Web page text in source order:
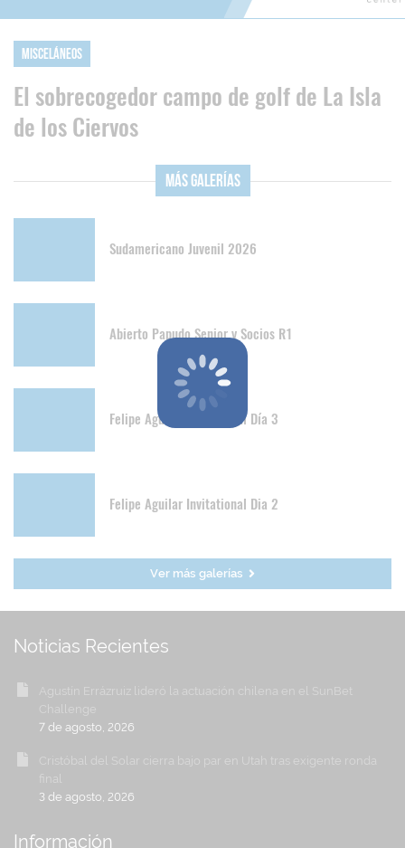
Misceláneos
El sobrecogedor campo de golf de La Isla
de los Ciervos
Más Galerías
Sudamericano Juvenil 2026
Abierto Papudo Senior y Socios R1
Felipe Aguilar Invitational Día 3
Felipe Aguilar Invitational Dia 2
Ver más galerías
Noticias Recientes
Agustín Errázruiz lideró la actuación chilena en el SunBet
Challenge
7 de agosto, 2026
Cristóbal del Solar cierra bajo par en Utah tras exigente ronda
final
3 de agosto, 2026
Información